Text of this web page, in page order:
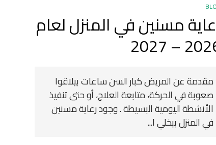
مسنين في المنزل لعام
2026 –
مقدمة عن المريض كبار السن ساعات بيلاقوا
صعوبة في الحركة، متابعة العلاج، أو حتى تنفيذ
الأنشطة اليومية البسيطة . وجود رعاية مسنين
في المنزل بيخلي ا...